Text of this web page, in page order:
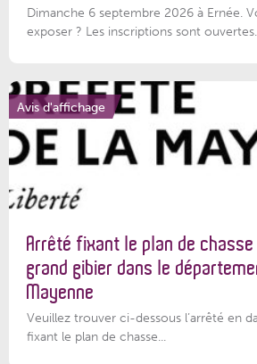
Dimanche 6 septembre 2026 à Ernée.
exposer ? Les inscriptions sont
Avis d'affichage
Arrêté fixant le plan de
grand gibier dans le
Mayenne
Veuillez trouver ci-dessous l’arrêté en
fixant le plan de chasse...